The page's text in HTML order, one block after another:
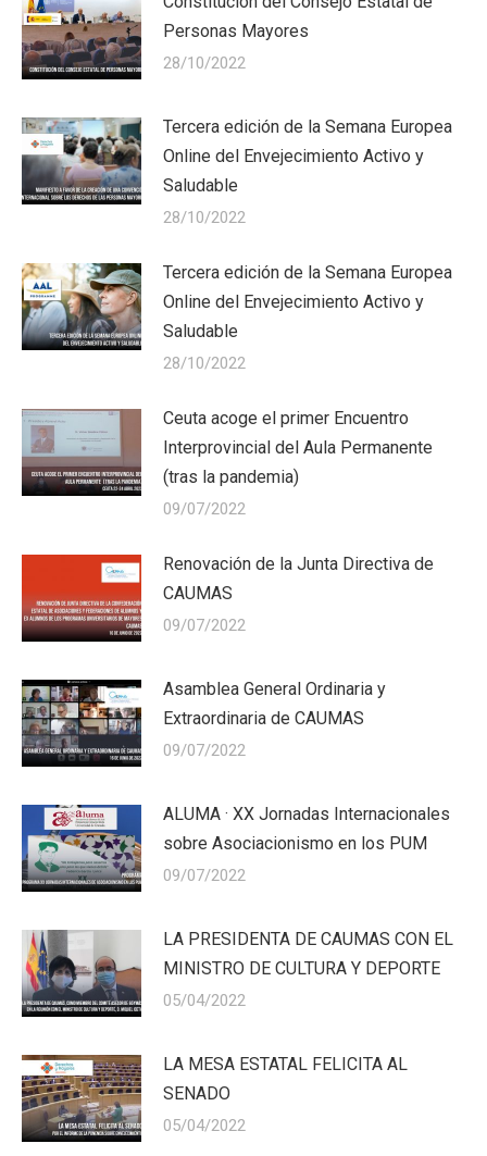
Personas Mayores
28/10/2022
Tercera edición de la Semana Europea
Online del Envejecimiento Activo y
Saludable
28/10/2022
Tercera edición de la Semana Europea
Online del Envejecimiento Activo y
Saludable
28/10/2022
Ceuta acoge el primer Encuentro
Interprovincial del Aula Permanente
(tras la pandemia)
09/07/2022
Renovación de la Junta Directiva de
CAUMAS
09/07/2022
Asamblea General Ordinaria y
Extraordinaria de CAUMAS
09/07/2022
ALUMA · XX Jornadas Internacionales
sobre Asociacionismo en los PUM
09/07/2022
LA PRESIDENTA DE CAUMAS CON EL
MINISTRO DE CULTURA Y DEPORTE
05/04/2022
LA MESA ESTATAL FELICITA AL
SENADO
05/04/2022